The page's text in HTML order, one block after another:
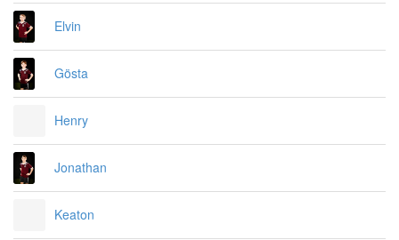
Elvin
Gösta
Henry
Jonathan
Keaton